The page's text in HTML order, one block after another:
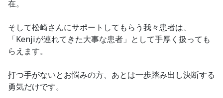
在。
そして松崎さんにサポートしてもらう我々患者は、
「Kenjiが連れてきた大事な患者」として手厚く扱っても
らえます。
打つ手がないとお悩みの方、あとは一歩踏み出し決断する
勇気だけです。